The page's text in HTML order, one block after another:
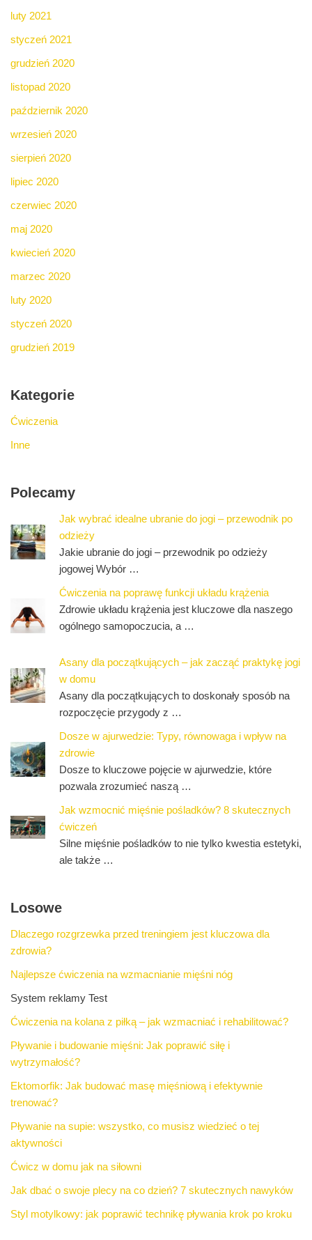
luty 2021
styczeń 2021
grudzień 2020
listopad 2020
październik 2020
wrzesień 2020
sierpień 2020
lipiec 2020
czerwiec 2020
maj 2020
kwiecień 2020
marzec 2020
luty 2020
styczeń 2020
grudzień 2019
Kategorie
Ćwiczenia
Inne
Polecamy
Jak wybrać idealne ubranie do jogi – przewodnik po
odzieży
Jakie ubranie do jogi – przewodnik po odzieży
jogowej Wybór …
Ćwiczenia na poprawę funkcji układu krążenia
Zdrowie układu krążenia jest kluczowe dla naszego
ogólnego samopoczucia, a …
Asany dla początkujących – jak zacząć praktykę jogi
w domu
Asany dla początkujących to doskonały sposób na
rozpoczęcie przygody z …
Dosze w ajurwedzie: Typy, równowaga i wpływ na
zdrowie
Dosze to kluczowe pojęcie w ajurwedzie, które
pozwala zrozumieć naszą …
Jak wzmocnić mięśnie pośladków? 8 skutecznych
ćwiczeń
Silne mięśnie pośladków to nie tylko kwestia estetyki,
ale także …
Losowe
Dlaczego rozgrzewka przed treningiem jest kluczowa dla
zdrowia?
Najlepsze ćwiczenia na wzmacnianie mięśni nóg
System reklamy Test
Ćwiczenia na kolana z piłką – jak wzmacniać i rehabilitować?
Pływanie i budowanie mięśni: Jak poprawić siłę i
wytrzymałość?
Ektomorfik: Jak budować masę mięśniową i efektywnie
trenować?
Pływanie na supie: wszystko, co musisz wiedzieć o tej
aktywności
Ćwicz w domu jak na siłowni
Jak dbać o swoje plecy na co dzień? 7 skutecznych nawyków
Styl motylkowy: jak poprawić technikę pływania krok po kroku